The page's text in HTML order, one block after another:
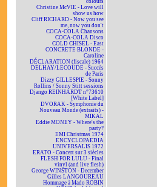
colours
Christine McVIE - Love will
show us how
Cliff RICHARD - Now you see
me, now you don't
COCA-COLA Chansons
COCA-COLA Disco
COLD CHISEL - East
CONCRETE BLONDE -
Caroline
DÉCLARATION (fiscale) 1964
DELHAY/LECOUDE - Succès
de Paris
Dizzy GILLESPIE - Sonny
Rollins / Sonny Stitt sessions
Django REINHARDT n°73610
[White Label]
DVORAK - Symphonie du
Nouveau Monde (extraits) -
MIKAL
Eddie MONEY - Where's the
party?
EMI Christmas 1974
ENCYCLOPAEDIA
UNIVERSALIS 1972
ERATO - Concert sur 3 siècles
FLESH FOR LULU - Final
vinyl (and live flesh)
George WINSTON - December
Gilles LANGOUREAU
Hommage à Mado ROBIN